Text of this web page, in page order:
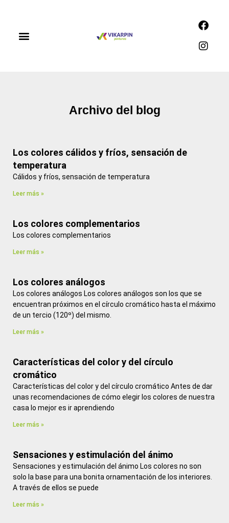
F
a
c
e
I
n
s
t
Archivo del blog
Los colores cálidos y fríos, sensación de
temperatura
Cálidos y fríos, sensación de temperatura
Leer más »
Los colores complementarios
Los colores complementarios
Leer más »
Los colores análogos
Los colores análogos Los colores análogos son los que se
encuentran próximos en el círculo cromático hasta el máximo
de un tercio (120º) del mismo.
Leer más »
Características del color y del círculo
cromático
Características del color y del círculo cromático Antes de dar
unas recomendaciones de cómo elegir los colores de nuestra
casa lo mejor es ir aprendiendo
Leer más »
Sensaciones y estimulación del ánimo
Sensaciones y estimulación del ánimo Los colores no son
solo la base para una bonita ornamentación de los interiores.
A través de ellos se puede
Leer más »